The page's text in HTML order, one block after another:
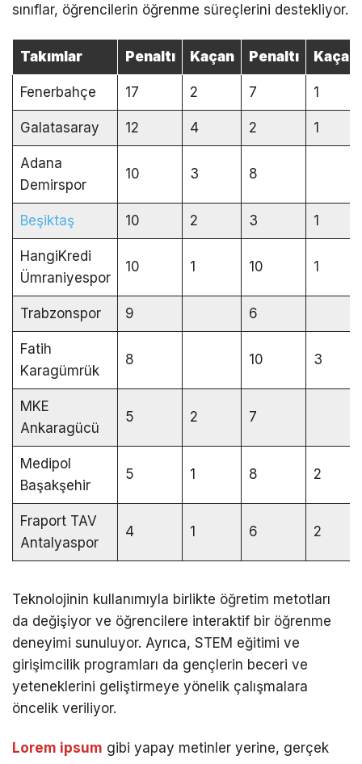
sınıflar, öğrencilerin öğrenme süreçlerini destekliyor.
Takımlar Penaltı Kaçan Penaltı Kaçan
Fenerbahçe 17 2 7 1
Galatasaray 12 4 2 1
Adana
Demirspor
10 3 8
Beşiktaş 10 2 3 1
HangiKredi
Ümraniyespor
10 1 10 1
Trabzonspor 9 6
Fatih
Karagümrük
8 10 3
MKE
Ankaragücü
5 2 7
Medipol
Başakşehir
5 1 8 2
Fraport TAV
Antalyaspor
4 1 6 2
Teknolojinin kullanımıyla birlikte öğretim metotları
da değişiyor ve öğrencilere interaktif bir öğrenme
deneyimi sunuluyor. Ayrıca, STEM eğitimi ve
girişimcilik programları da gençlerin beceri ve
yeteneklerini geliştirmeye yönelik çalışmalara
öncelik veriliyor.
Lorem ipsum gibi yapay metinler yerine, gerçek